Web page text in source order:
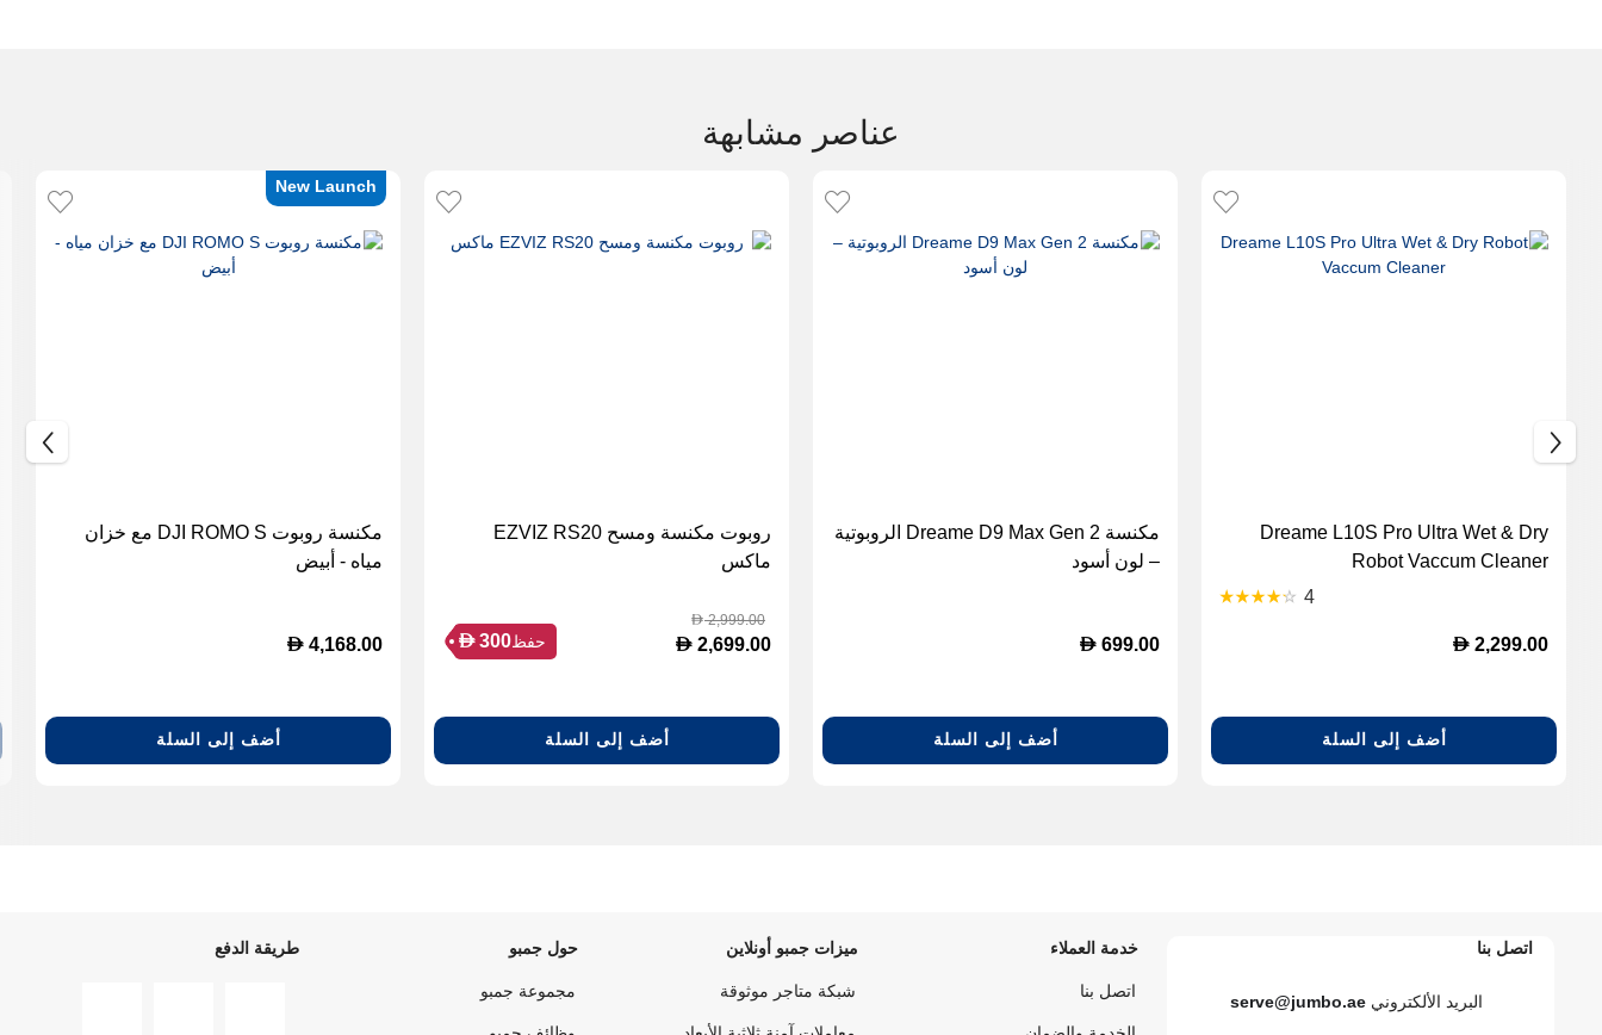
عناصر مشابهة
Dreame L10S Pro Ultra Wet & Dry
Robot Vaccum Cleaner
4
D 2,299.00
أضف إلى السلة
مكنسة Dreame D9 Max Gen 2 الروبوتية
– لون أسود
D 699.00
أضف إلى السلة
روبوت مكنسة ومسح EZVIZ RS20
ماكس
D2,999.00
D 2,699.00 حفظ D 300
أضف إلى السلة
New Launch
مكنسة روبوت DJI ROMO S مع خزان
مياه - أبيض
D 4,168.00
أضف إلى السلة
اتصل بنا
البريد الألكتروني serve@jumbo.ae
خدمة العملاء
اتصل بنا
ميزات جمبو أونلاين
شبكة متاجر موثوقة
حول جمبو
مجموعة جمبو
طريقة الدفع